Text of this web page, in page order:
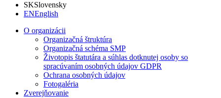
SKSlovensky
ENEnglish
O organizácii
Organizačná štruktúra
Organizačná schéma SMP
Životopis štatutára a súhlas dotknutej osoby so
spracúvaním osobných údajov GDPR
Ochrana osobných údajov
Fotogaléria
Zverejňovanie